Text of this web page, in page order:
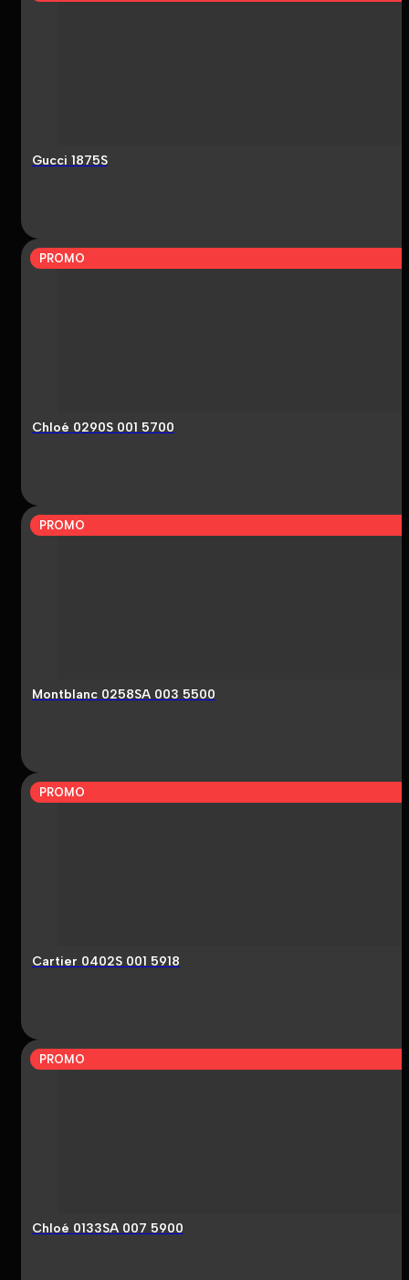
Gucci 1875S
PROMO
Chloé 0290S 001 5700
PROMO
Montblanc 0258SA 003 5500
PROMO
Cartier 0402S 001 5918
PROMO
Chloé 0133SA 007 5900